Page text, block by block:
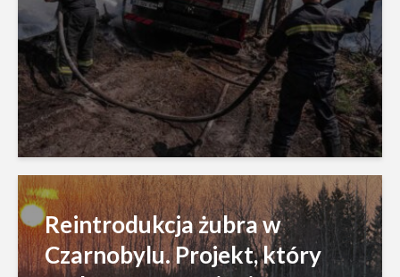
Reintrodukcja żubra w
Czarnobylu. Projekt, który